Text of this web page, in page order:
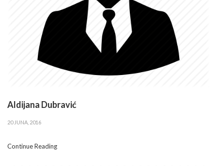
Aldijana Dubravić
20 JUNA, 2016
Continue Reading